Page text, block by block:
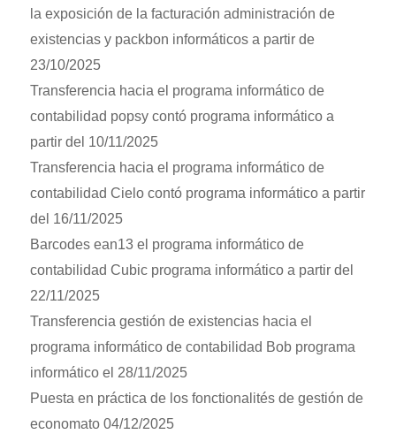
la exposición de la facturación administración de
existencias y packbon informáticos a partir de
23/10/2025
Transferencia hacia el programa informático de
contabilidad popsy contó programa informático a
partir del 10/11/2025
Transferencia hacia el programa informático de
contabilidad Cielo contó programa informático a partir
del 16/11/2025
Barcodes ean13 el programa informático de
contabilidad Cubic programa informático a partir del
22/11/2025
Transferencia gestión de existencias hacia el
programa informático de contabilidad Bob programa
informático el 28/11/2025
Puesta en práctica de los fonctionalités de gestión de
economato 04/12/2025